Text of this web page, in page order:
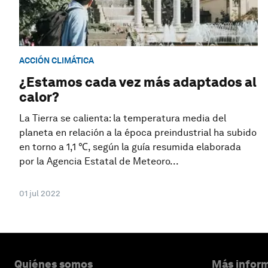
ACCIÓN CLIMÁTICA
¿Estamos cada vez más adaptados al
calor?
La Tierra se calienta: la temperatura media del
planeta en relación a la época preindustrial ha subido
en torno a 1,1 ℃, según la guía resumida elaborada
por la Agencia Estatal de Meteoro...
01 jul 2022
Quiénes somos Más